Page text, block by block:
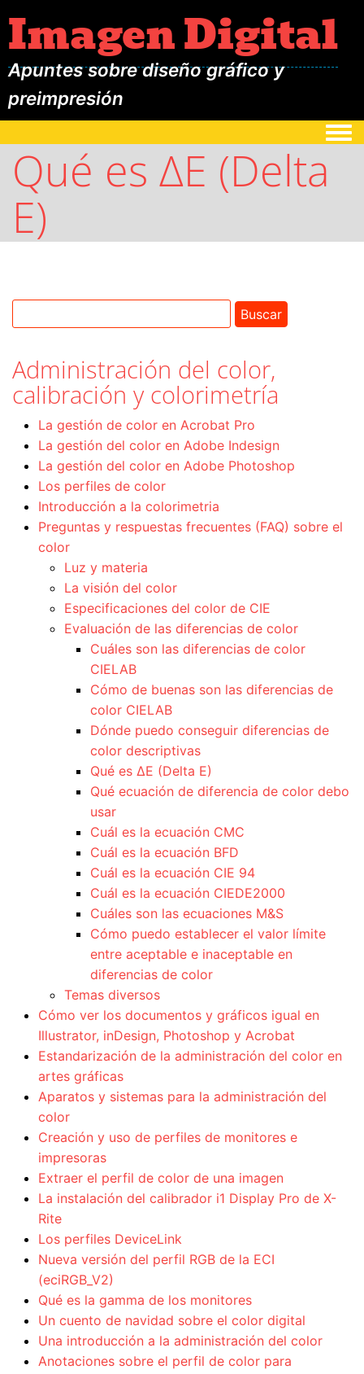
Imagen Digital
Apuntes sobre diseño gráfico y
preimpresión
Qué es ΔE (Delta
E)
Administración del color,
calibración y colorimetría
La gestión de color en Acrobat Pro
La gestión del color en Adobe Indesign
La gestión del color en Adobe Photoshop
Los perfiles de color
Introducción a la colorimetria
Preguntas y respuestas frecuentes (FAQ) sobre el
color
Luz y materia
La visión del color
Especificaciones del color de CIE
Evaluación de las diferencias de color
Cuáles son las diferencias de color
CIELAB
Cómo de buenas son las diferencias de
color CIELAB
Dónde puedo conseguir diferencias de
color descriptivas
Qué es ΔE (Delta E)
Qué ecuación de diferencia de color debo
usar
Cuál es la ecuación CMC
Cuál es la ecuación BFD
Cuál es la ecuación CIE 94
Cuál es la ecuación CIEDE2000
Cuáles son las ecuaciones M&S
Cómo puedo establecer el valor límite
entre aceptable e inaceptable en
diferencias de color
Temas diversos
Cómo ver los documentos y gráficos igual en
Illustrator, inDesign, Photoshop y Acrobat
Estandarización de la administración del color en
artes gráficas
Aparatos y sistemas para la administración del
color
Creación y uso de perfiles de monitores e
impresoras
Extraer el perfil de color de una imagen
La instalación del calibrador i1 Display Pro de X-
Rite
Los perfiles DeviceLink
Nueva versión del perfil RGB de la ECI
(eciRGB_V2)
Qué es la gamma de los monitores
Un cuento de navidad sobre el color digital
Una introducción a la administración del color
Anotaciones sobre el perfil de color para